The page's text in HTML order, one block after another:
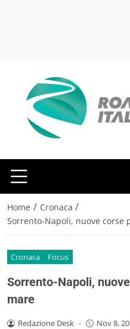
Home / Cronaca /
Sorrento-Napoli, nuove corse
Cronaca Focus
Sorrento-Napoli,
mare
Redazione Desk - Nov 8,